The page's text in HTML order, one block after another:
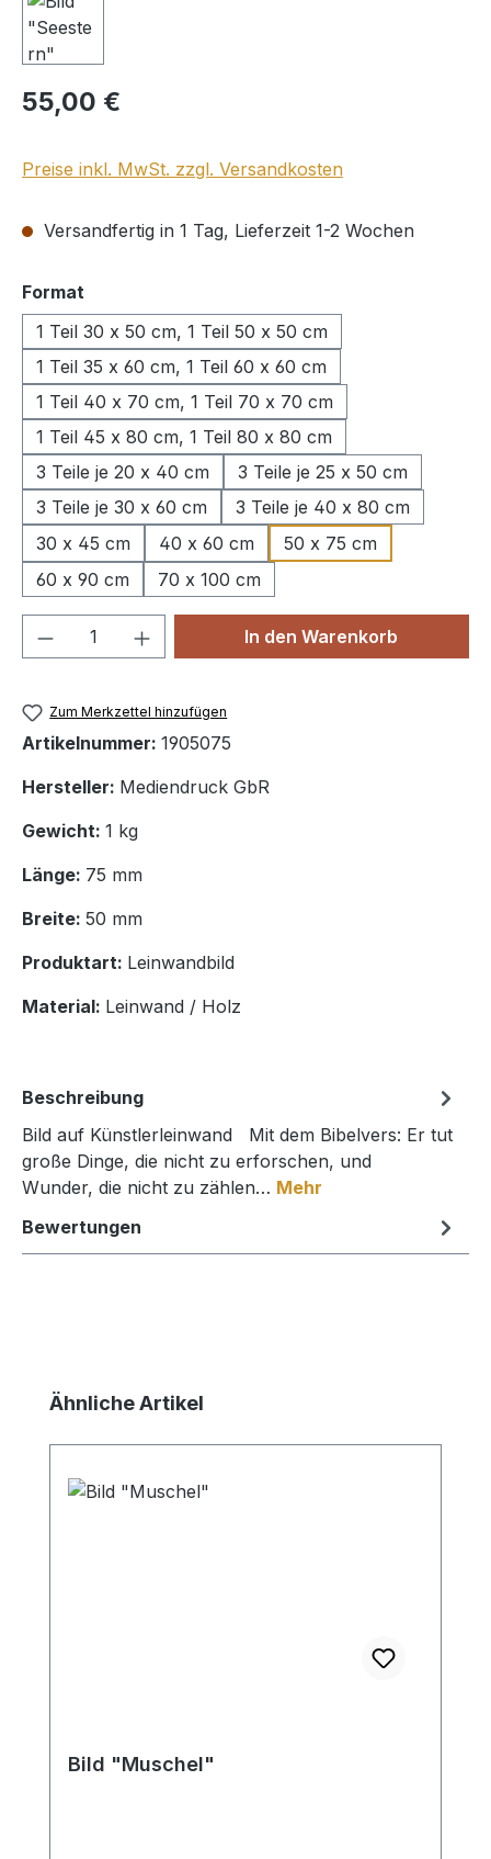
Regulärer Preis:
55,00 €
Preise inkl. MwSt. zzgl. Versandkosten
Versandfertig in 1 Tag, Lieferzeit 1-2 Wochen
Format
1 Teil 30 x 50 cm, 1 Teil 50 x 50 cm
1 Teil 35 x 60 cm, 1 Teil 60 x 60 cm
1 Teil 40 x 70 cm, 1 Teil 70 x 70 cm
1 Teil 45 x 80 cm, 1 Teil 80 x 80 cm
3 Teile je 20 x 40 cm
3 Teile je 25 x 50 cm
3 Teile je 30 x 60 cm
3 Teile je 40 x 80 cm
30 x 45 cm
40 x 60 cm
50 x 75 cm
60 x 90 cm
70 x 100 cm
Produkt Anzahl: Gib denIn den Warenkorb
Zum Merkzettel hinzufügen
Artikelnummer: 1905075
Hersteller: Mediendruck GbR
Gewicht: 1 kg
Länge: 75 mm
Breite: 50 mm
Produktart: Leinwandbild
Material: Leinwand / Holz
Beschreibung
Bild auf Künstlerleinwand Mit dem Bibelvers: Er tut
große Dinge, die nicht zu erforschen, und
Wunder, die nicht zu zählen… Mehr
Bewertungen
Produktgalerie überspringen
Ähnliche Artikel
Bild "Muschel"